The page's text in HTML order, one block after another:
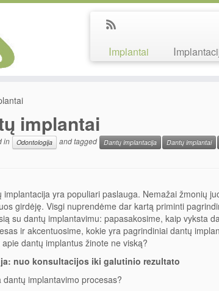
Implantai
implantai
in Odontologija and tagged Dantų implantacija Dantų implantai
implantacija yra populiari paslauga. Nemažai žmonių
girdėję. Visgi nuprendėme dar kartą priminti
su dantų implantavimu: papasakosime, kaip vyksta
ir akcentuosime, kokie yra pagrindiniai dantų
dantų implantus žinote ne viską?
nuo konsultacijos iki galutinio rezultato
implantavimo procesas?